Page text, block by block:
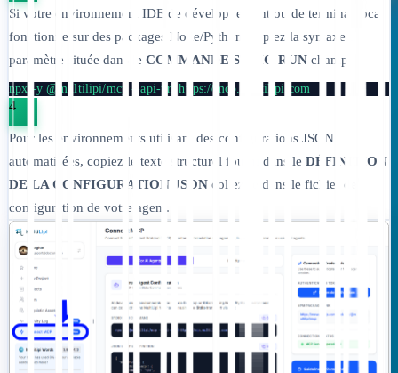
Si votre environnement IDE de développement ou de terminal local
fonctionne sur des packages Node/Python, copiez la syntaxe du
paramètre située dans le COMMANDE STDIO RUN champ :
npx -y @multilipi/mcp --api-url https://mcp.multilipi.com
4
Pour les environnements utilisant des configurations JSON
automatisées, copiez le texte structurel fourni dans le DÉFINITION
DE LA CONFIGURATION JSON collez-le dans le fichier de
configuration de votre agent.